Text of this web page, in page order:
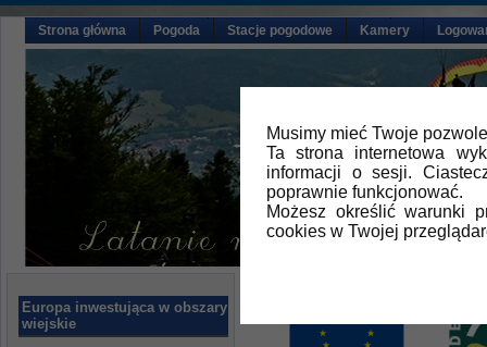
Musimy mieć Twoje
Ta strona internetowa
informacji o sesji.
poprawnie funkcjonować.
Możesz określić warunki
cookies w Twojej
Strona główna Pogoda Stacje pogodowe Kamery
Europa inwestująca w obszary
wiejskie